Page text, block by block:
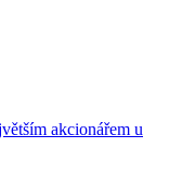
akcionářem u